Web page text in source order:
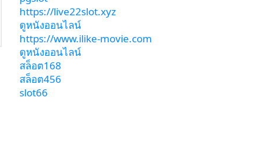
https://live22slot.xyz
ดูหนังออนไลน์
https://www.ilike-movie.com
ดูหนังออนไลน์
สล็อต168
สล็อต456
slot66